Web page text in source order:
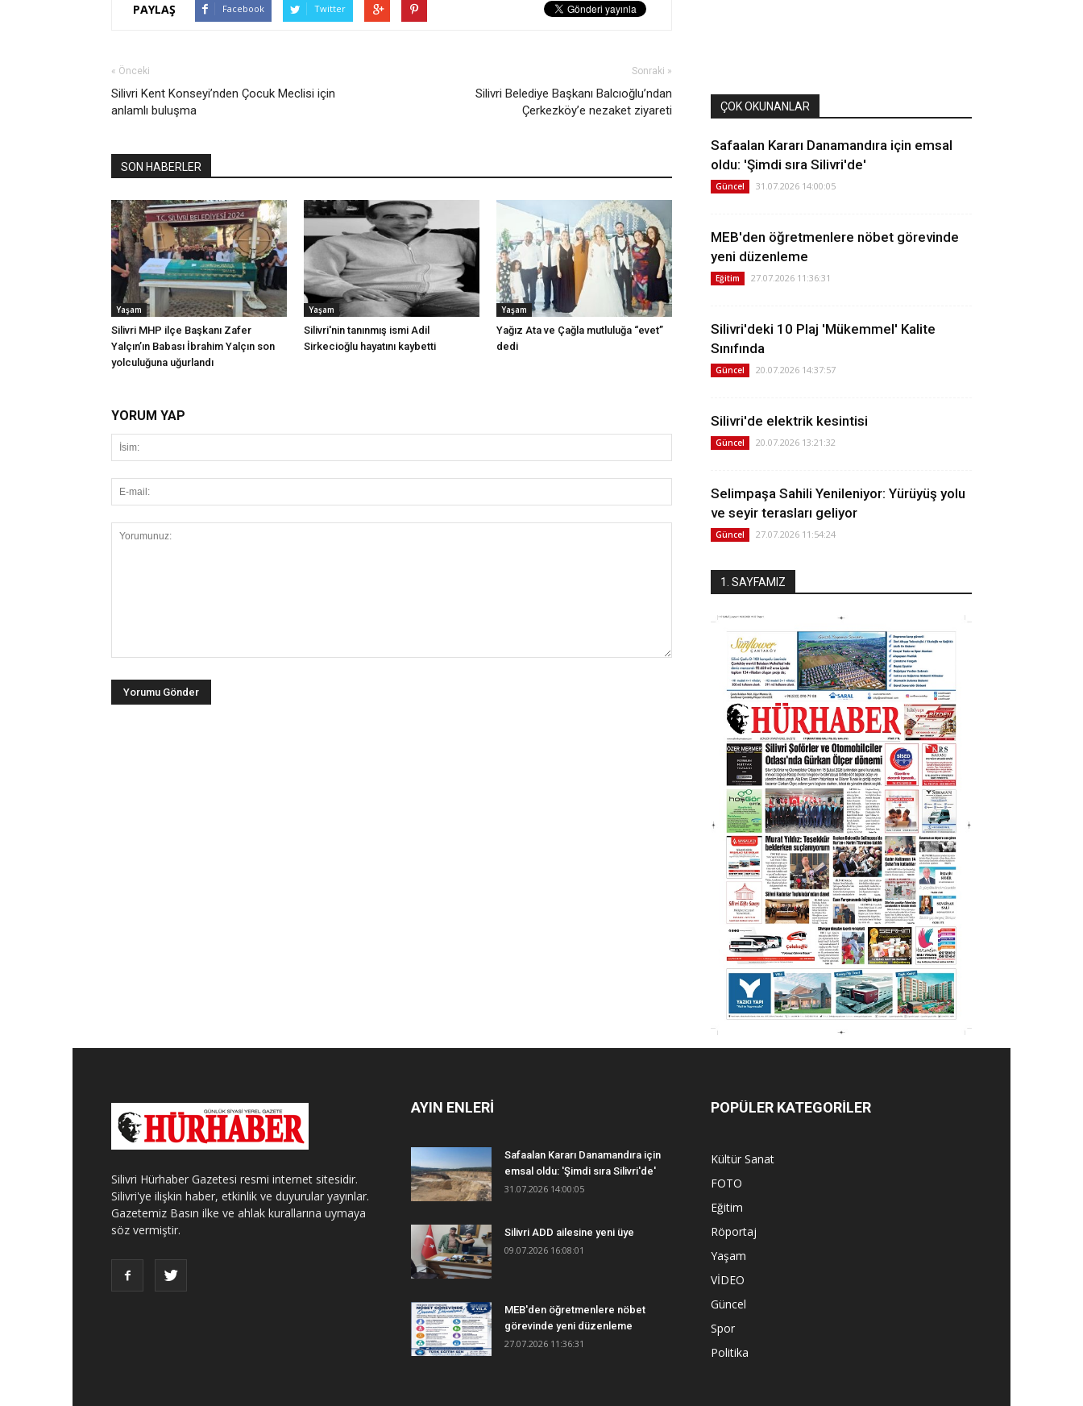
PAYLAŞ Facebook Twitter
« Önceki
Silivri Kent Konseyi’nden Çocuk Meclisi için
anlamlı buluşma
Sonraki »
Silivri Belediye Başkanı Balcıoğlu’ndan
Çerkezköy’e nezaket ziyareti
SON HABERLER
Yaşam
Silivri MHP ilçe Başkanı Zafer
Yalçın’ın Babası İbrahim Yalçın son
yolculuğuna uğurlandı
Yaşam
Silivri'nin tanınmış ismi Adil
Sirkecioğlu hayatını kaybetti
Yaşam
Yağız Ata ve Çağla mutluluğa “evet”
dedi
YORUM YAP
ÇOK OKUNANLAR
Safaalan Kararı Danamandıra için emsal
oldu: 'Şimdi sıra Silivri'de'
Güncel 31.07.2026 14:00:05
MEB'den öğretmenlere nöbet görevinde
yeni düzenleme
Eğitim 27.07.2026 11:36:31
Silivri'deki 10 Plaj 'Mükemmel' Kalite
Sınıfında
Güncel 20.07.2026 14:37:57
Silivri'de elektrik kesintisi
Güncel 20.07.2026 13:21:32
Selimpaşa Sahili Yenileniyor: Yürüyüş yolu
ve seyir terasları geliyor
Güncel 27.07.2026 11:54:24
1. SAYFAMIZ
Silivri Hürhaber Gazetesi resmi internet sitesidir.
Silivri'ye ilişkin haber, etkinlik ve duyurular yayınlar.
Gazetemiz Basın ilke ve ahlak kurallarına uymaya
söz vermiştir.
AYIN ENLERİ
Safaalan Kararı Danamandıra için
emsal oldu: 'Şimdi sıra Silivri'de'
31.07.2026 14:00:05
Silivri ADD ailesine yeni üye
09.07.2026 16:08:01
MEB'den öğretmenlere nöbet
görevinde yeni düzenleme
27.07.2026 11:36:31
POPÜLER KATEGORİLER
Kültür Sanat
FOTO
Eğitim
Röportaj
Yaşam
VİDEO
Güncel
Spor
Politika